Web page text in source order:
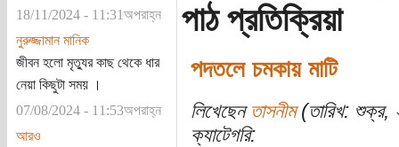
18/11/2024 - 11:31অপরাহ্ন
নুরুজ্জামান মানিক
জীবন হলো মৃত্যুর কাছ থেকে ধার
নেয়া কিছুটা সময় ।
07/08/2024 - 11:53অপরাহ্ন
আরও
পাঠ প্রতিক্রিয়া
পদতলে চমকায় মাটি
লিখেছেন তাসনীম(তারিখ: শুক্র,
ক্যাটেগরি: